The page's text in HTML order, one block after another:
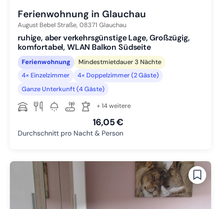
Ferienwohnung in Glauchau
August Bebel Straße, 08371 Glauchau
ruhige, aber verkehrsgünstige Lage, Großzügig,
komfortabel, WLAN Balkon Südseite
Ferienwohnung
Mindestmietdauer 3 Nächte
4× Einzelzimmer
4× Doppelzimmer (2 Gäste)
Ganze Unterkunft (4 Gäste)
+ 14 weitere
16,05 €
Durchschnitt pro Nacht & Person